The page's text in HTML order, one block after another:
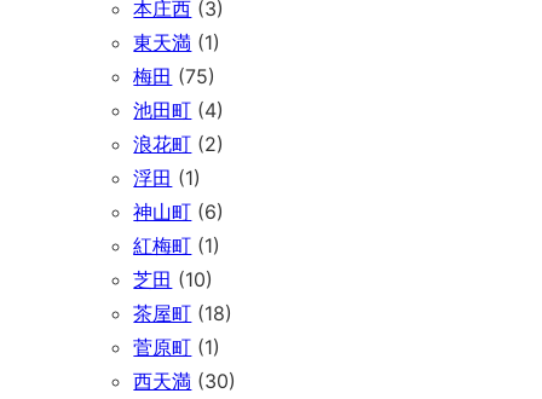
本庄西 (3)
東天満 (1)
梅田 (75)
池田町 (4)
浪花町 (2)
浮田 (1)
神山町 (6)
紅梅町 (1)
芝田 (10)
茶屋町 (18)
菅原町 (1)
西天満 (30)